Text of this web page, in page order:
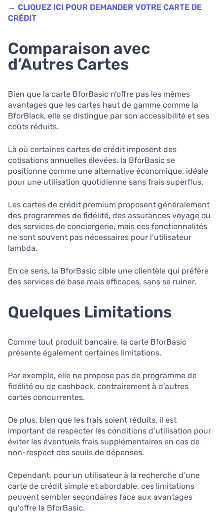
→ CLIQUEZ ICI POUR DEMANDER VOTRE CARTE DE
CRÉDIT
Comparaison avec
d’Autres Cartes
Bien que la carte BforBasic n’offre pas les mêmes
avantages que les cartes haut de gamme comme la
BforBlack, elle se distingue par son accessibilité et ses
coûts réduits.
Là où certaines cartes de crédit imposent des
cotisations annuelles élevées, la BforBasic se
positionne comme une alternative économique, idéale
pour une utilisation quotidienne sans frais superflus.
Les cartes de crédit premium proposent généralement
des programmes de fidélité, des assurances voyage ou
des services de conciergerie, mais ces fonctionnalités
ne sont souvent pas nécessaires pour l’utilisateur
lambda.
En ce sens, la BforBasic cible une clientèle qui préfère
des services de base mais efficaces, sans se ruiner.
Quelques Limitations
Comme tout produit bancaire, la carte BforBasic
présente également certaines limitations.
Par exemple, elle ne propose pas de programme de
fidélité ou de cashback, contrairement à d’autres
cartes concurrentes.
De plus, bien que les frais soient réduits, il est
important de respecter les conditions d’utilisation pour
éviter les éventuels frais supplémentaires en cas de
non-respect des seuils de dépenses.
Cependant, pour un utilisateur à la recherche d’une
carte de crédit simple et abordable, ces limitations
peuvent sembler secondaires face aux avantages
qu’offre la BforBasic.